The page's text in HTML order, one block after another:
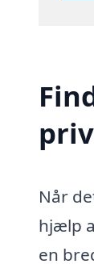
Når
hjælp
en